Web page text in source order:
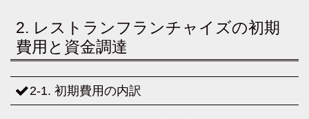
2. レストランフランチャイズの初期
費用と資金調達
2-1. 初期費用の内訳